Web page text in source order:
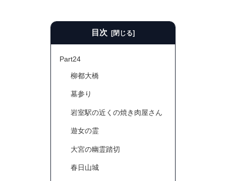
目次
Part24
柳都大橋
墓参り
岩室駅の近くの焼き肉屋さん
遊女の霊
大宮の幽霊踏切
春日山城